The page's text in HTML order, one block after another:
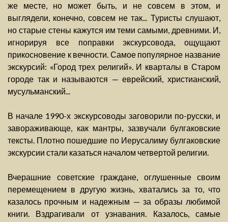
же месте, но может быть, и не совсем в этом, и
выглядели, конечно, совсем не так... Туристы слушают,
но старые стены кажутся им теми самыми, древними. И,
игнорируя все поправки экскурсовода, ощущают
прикосновение к вечности. Самое популярное название
экскурсий: «Город трех религий». И кварталы в Старом
городе так и называются — еврейский, христианский,
мусульманский...
В начале 1990-х экскурсоводы заговорили по-русски, и
завораживающе, как мантры, зазвучали булгаковские
тексты. Плотно пошедшие по Иерусалиму булгаковские
экскурсии стали казаться началом четвертой религии.
Вчерашние советские граждане, оглушенные своим
перемещением в другую жизнь, хватались за то, что
казалось прочным и надежным — за образы любимой
книги. Вздрагивали от узнавания. Казалось, самые